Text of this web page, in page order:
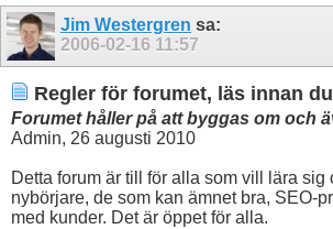
Jim Westergren sa:
2006-02-16 11:57
Regler för forumet, läs innan
Forumet håller på att byggas om och
Admin, 26 augusti 2010
Detta forum är till för alla som vill lära sig
nybörjare, de som kan ämnet bra, SEO-
med kunder. Det är öppet för alla.